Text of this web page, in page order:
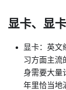
显卡、显
显卡：英文
习方面主流
身需要大量
年里恰当地